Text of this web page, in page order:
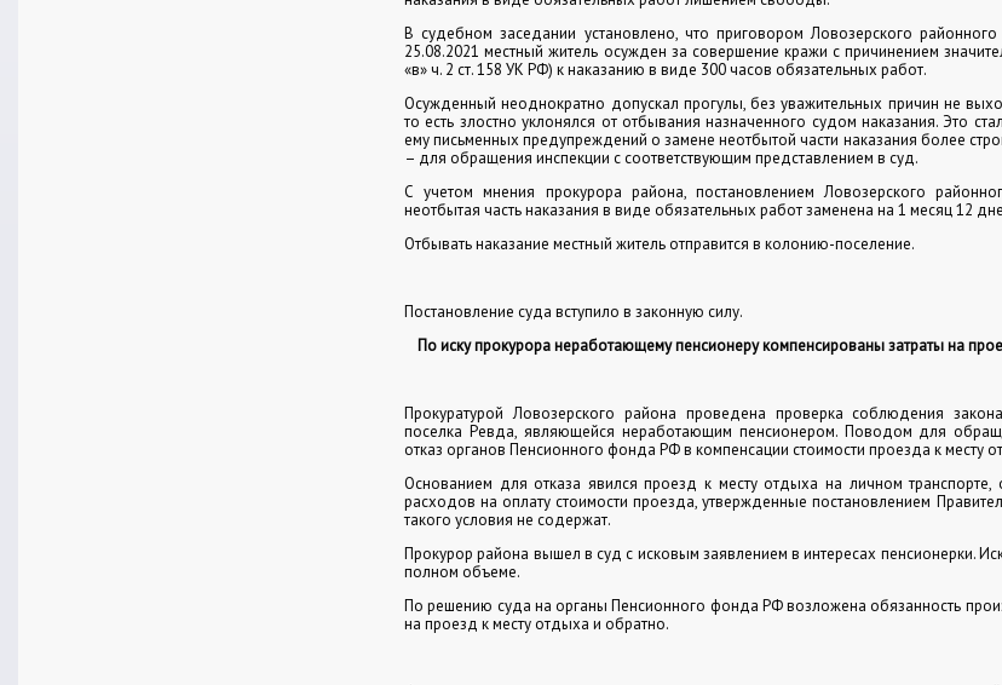
В судебном заседании установлено, что приговором Ловозерского
25.08.2021 местный житель осужден за совершение кражи с причинением
«в» ч. 2 ст. 158 УК РФ) к наказанию в виде 300 часов обязательных работ.
Осужденный неоднократно допускал прогулы, без уважительных причин не
то есть злостно уклонялся от отбывания назначенного судом наказания. Это
ему письменных предупреждений о замене неотбытой части наказания более
– для обращения инспекции с соответствующим представлением в суд.
С учетом мнения прокурора района, постановлением Ловозерского
неотбытая часть наказания в виде обязательных работ заменена на 1 месяц 12
Отбывать наказание местный житель отправится в колонию-поселение.
Постановление суда вступило в законную силу.
По иску прокурора неработающему пенсионеру компенсированы затраты на
Прокуратурой Ловозерского района проведена проверка соблюдения
поселка Ревда, являющейся неработающим пенсионером. Поводом для
отказ органов Пенсионного фонда РФ в компенсации стоимости проезда к месту
Основанием для отказа явился проезд к месту отдыха на личном транспорте,
расходов на оплату стоимости проезда, утвержденные постановлением
такого условия не содержат.
Прокурор района вышел в суд с исковым заявлением в интересах пенсионерки.
полном объеме.
По решению суда на органы Пенсионного фонда РФ возложена обязанность
на проезд к месту отдыха и обратно.